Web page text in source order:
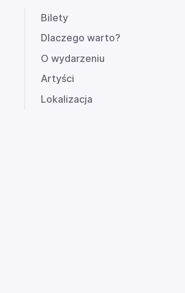
Bilety
Dlaczego warto?
O wydarzeniu
Artyści
Lokalizacja